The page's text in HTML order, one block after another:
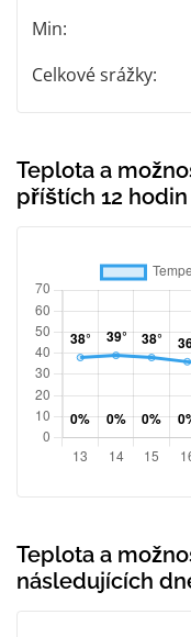
Min:
Celkové srážky:
Teplota a
příštích 12 hodin
Teplota a
následujících